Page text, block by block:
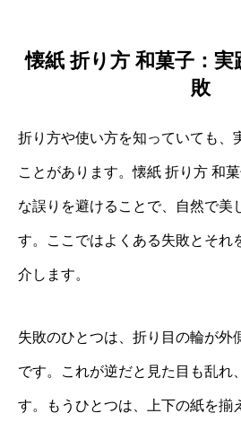
懐紙 折り方 和菓子：
敗
折り方や使い方を知っていても、
ことがあります。懐紙 折り方 和
な誤りを避けることで、自然で美
す。ここではよくある失敗とそれ
介します。
失敗のひとつは、折り目の輪が外
です。これが逆だと見た目も乱れ
す。もうひとつは、上下の紙を揃